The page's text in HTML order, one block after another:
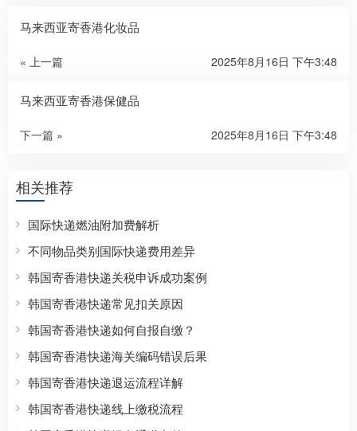
马来西亚寄香港化妆品
« 上一篇 2025年8月16日 下午3:48
马来西亚寄香港保健品
下一篇 » 2025年8月16日 下午3:48
相关推荐
国际快递燃油附加费解析
不同物品类别国际快递费用差异
韩国寄香港快递关税申诉成功案例
韩国寄香港快递常见扣关原因
韩国寄香港快递如何自报自缴？
韩国寄香港快递海关编码错误后果
韩国寄香港快递退运流程详解
韩国寄香港快递线上缴税流程